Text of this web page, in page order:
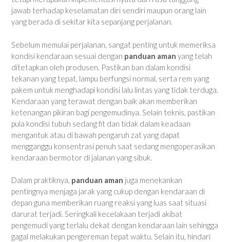
jawab terhadap keselamatan diri sendiri maupun orang lain
yang berada di sekitar kita sepanjang perjalanan.
Sebelum memulai perjalanan, sangat penting untuk memeriksa
kondisi kendaraan sesuai dengan panduan aman yang telah
ditetapkan oleh produsen. Pastikan ban dalam kondisi
tekanan yang tepat, lampu berfungsi normal, serta rem yang
pakem untuk menghadapi kondisi lalu lintas yang tidak terduga.
Kendaraan yang terawat dengan baik akan memberikan
ketenangan pikiran bagi pengemudinya. Selain teknis, pastikan
pula kondisi tubuh sedang fit dan tidak dalam keadaan
mengantuk atau di bawah pengaruh zat yang dapat
mengganggu konsentrasi penuh saat sedang mengoperasikan
kendaraan bermotor di jalanan yang sibuk.
Dalam praktiknya, panduan aman juga menekankan
pentingnya menjaga jarak yang cukup dengan kendaraan di
depan guna memberikan ruang reaksi yang luas saat situasi
darurat terjadi. Seringkali kecelakaan terjadi akibat
pengemudi yang terlalu dekat dengan kendaraan lain sehingga
gagal melakukan pengereman tepat waktu. Selain itu, hindari